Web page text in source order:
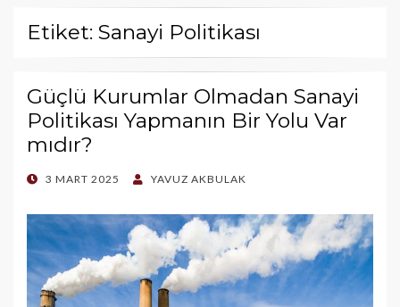
Etiket: Sanayi Politikası
Güçlü Kurumlar Olmadan Sanayi
Politikası Yapmanın Bir Yolu Var
mıdır?
POSTED
3 MART 2025 YAVUZ AKBULAK